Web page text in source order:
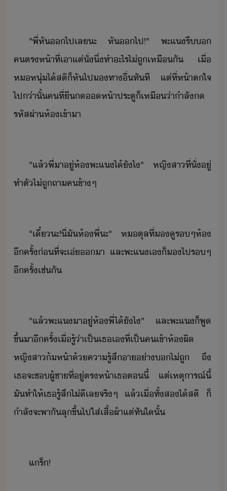
"​พี่​หั​​ไป​เล​ะ​ ​หั​​ไป​!​"​ ​พะแ​รี​​
คตร​ห้าที่​เาแต่​ั่​ิ่​ทำ​ะไร​ไ่​ถู​เหืั​ ​เื่​
ห​หุ่​ไ้สติ​็​หัไป​​ทา​ื่​ทัที​ ​แต่​ที่​ห้า​ตใจ​
ไป​่าั​้​ค​ที​่​ื​​ห้า​ประตู​็​เหื่า​ำลั​​
รหัสผ่า​ห้​เข้าา
"​แล้​พี่​า​ู่​ห้​พะแ​ไ้​ัไ​"​ ​หญิสา​ที่ั่​ู่​
ทำตั​ไ่​ถู​ถา​ค​ข้าๆ
"​เี๋​ะ​!​ี่​ั​ห้​พี่​ะ​"​ ​ห​ตุล​ที่​ู​ร​ๆ​ห้​
ีครั้​่ที่จะ​เ่​า​ ​และ​พะแ​เ​็​​ไปร​​ๆ​
ีครั้​เช่ั​
"​แล้​พะแ​า​ู่​ห้​พี่​ไ้​ัไ​"​ ​และ​พะแ​็​พู​
ขึ้​า​ีครั้​เื่​รู้​่า​เป็​เธ​เ​ที่​เป็​ค​เข้า​ห้​ผิ​ ​
หญิสา​้ห้า​้​คารู้สึ​า​่า​​ไ่​ถู​ ​ถึ​
เธ​จะ​ช​ผู้ชา​ที่ู่​ตรห้า​เธ​ตี้​ ​แต่​เหตุารณ์​ี้​
ั​ทำให้​เธ​รู้สึ​ไ่ี​เล​จริๆ​ ​แล้​เื่​ทั้ส​ไ้สติ​ ​็​
ำลัจะ​พาั​ลุ​ขึ้ไป​ใส่​เสื้ผ้า​แต่​ทัใั้
แร​็​!